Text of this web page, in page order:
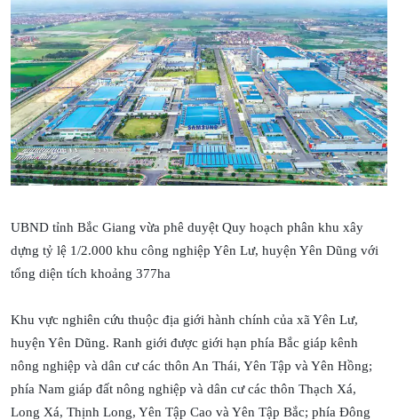
UBND tỉnh Bắc Giang vừa phê duyệt Quy hoạch phân khu xây
dựng tỷ lệ 1/2.000 khu công nghiệp Yên Lư, huyện Yên Dũng với
tổng diện tích khoảng 377ha
Khu vực nghiên cứu thuộc địa giới hành chính của xã Yên Lư,
huyện Yên Dũng. Ranh giới được giới hạn phía Bắc giáp kênh
nông nghiệp và dân cư các thôn An Thái, Yên Tập và Yên Hồng;
phía Nam giáp đất nông nghiệp và dân cư các thôn Thạch Xá,
Long Xá, Thịnh Long, Yên Tập Cao và Yên Tập Bắc; phía Đông